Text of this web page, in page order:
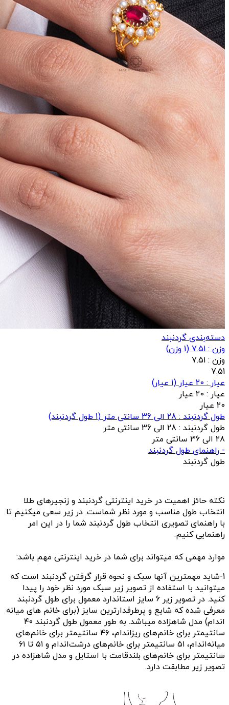
دسته‌بندی گردنبند
وزن : 7.51
(
1 وزن)
وزن : 7.51
7.51
عيار : 20 عیار
(
1 عيار)
عيار : 20 عیار
20 عیار
طول گردنبند : 28 الی 36 سانتی متر
(
1 طول گردنبند)
طول گردنبند : 28 الی 36 سانتی متر
28 الی 36 سانتی متر
- راهنمای طول گردنبند
طول گردنبند
نکته حائز اهمیت در خرید اینترنتی گردنبند و زنجیرهای طلا
انتخاب طول مناسب و مورد نظر شماست. در زیر سعی میکنیم تا
با راهنمای تصویری انتخاب طول گردنبند شما را در این امر
راهنمایی کنیم.
موارد مهمی که میتواند برای شما در خرید اینترنتی مهم باشد:
1-شاید مهمترین آنها سبک و نحوه قرار گرفتن گردنبند است که
میتوانید با استفاده از تصویر زیر سبک مورد نظر خود را پیدا
کنید. در تصویر زیر 6 سایز استاندارد معمول برای طول گردنبند
معرفی شده که شایع و پرطرفدارترین سایز (برای خانم های میانه
اندام) مدل شاهزاده میباشد. به طور معمول
طول گردنبند ۴۰
سانتیمتر برای خانم‌های ریزاندام، ۴۶ سانتیمتر برای خانم‌های
میانه‌اندام، ۵۱ سانتیمتر برای خانم‌های درشت‌اندام و ۵۱ تا ۶۱
سانتیمتر برای خانم‌های بلندقامت با استایل و مدل شاهزاده در
تصویر زیر مطابقت دارد.